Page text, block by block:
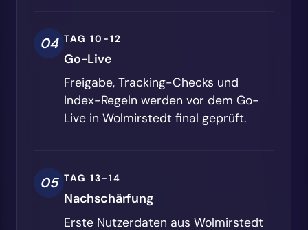
04 TAG 10-12
Go-Live
Freigabe, Tracking-Checks und
Index-Regeln werden vor dem Go-
Live in Wolmirstedt final geprüft.
05 TAG 13-14
Nachschärfung
Erste Nutzerdaten aus Wolmirstedt